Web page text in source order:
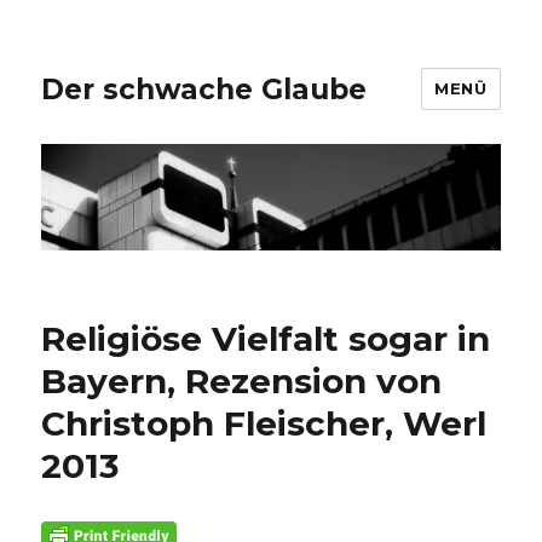
Der schwache Glaube MENÜ
Religiöse Vielfalt sogar in
Bayern, Rezension von
Christoph Fleischer, Werl
2013